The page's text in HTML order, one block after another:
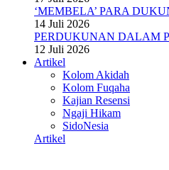
‘MEMBELA’ PARA
14 Juli 2026
PERDUKUNAN DALAM
12 Juli 2026
Artikel
Kolom Akidah
Kolom Fuqaha
Kajian Resensi
Ngaji Hikam
SidoNesia
Artikel